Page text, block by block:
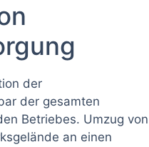
der
der gesamten
Betriebes. Umzug von
an einen